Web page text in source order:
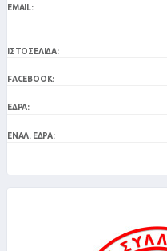
EMAIL:
ΙΣΤΟΣΕΛΊΔΑ:
FACEBOOK:
ΈΔΡΑ:
ΕΝΑΛ. ΈΔΡΑ: